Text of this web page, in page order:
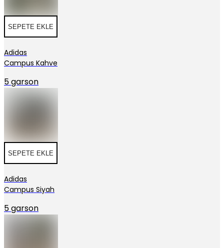
SEPETE EKLE
Adidas
Campus Kahve
5 garson
SEPETE EKLE
Adidas
Campus Siyah
5 garson